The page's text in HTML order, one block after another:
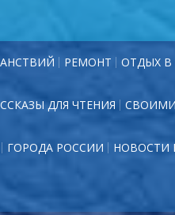
РЕМОНТ ОТДЫХ В
ДЛЯ ЧТЕНИЯ
ГОРОДА РОССИИ НОВОСТИ